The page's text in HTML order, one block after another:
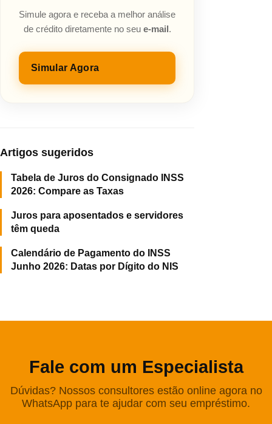
Simule agora e receba a melhor análise
de crédito diretamente no seu e-mail.
Simular Agora
Artigos sugeridos
Tabela de Juros do Consignado INSS
2026: Compare as Taxas
Juros para aposentados e servidores
têm queda
Calendário de Pagamento do INSS
Junho 2026: Datas por Dígito do NIS
Fale com um Especialista
Dúvidas? Nossos consultores estão online agora no
WhatsApp para te ajudar com seu empréstimo.